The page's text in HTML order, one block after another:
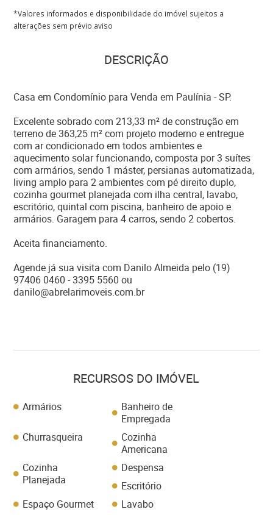
*Valores informados e disponibilidade do imóvel sujeitos a
alterações sem prévio aviso
DESCRIÇÃO
Casa em Condomínio para Venda em Paulínia - SP.
Excelente sobrado com 213,33 m² de construção em
terreno de 363,25 m² com projeto moderno e entregue
com ar condicionado em todos ambientes e
aquecimento solar funcionando, composta por 3 suítes
com armários, sendo 1 máster, persianas automatizada,
living amplo para 2 ambientes com pé direito duplo,
cozinha gourmet planejada com ilha central, lavabo,
escritório, quintal com piscina, banheiro de apoio e
armários. Garagem para 4 carros, sendo 2 cobertos.
Aceita financiamento.
Agende já sua visita com Danilo Almeida pelo (19)
97406 0460 - 3395 5560 ou
danilo@abrelarimoveis.com.br
RECURSOS DO IMÓVEL
Armários
Banheiro de
Empregada
Churrasqueira
Cozinha
Americana
Cozinha
Planejada
Despensa
Escritório
Espaço Gourmet
Lavabo